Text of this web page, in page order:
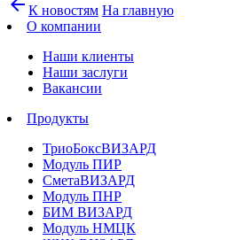
arrow_back К новостям На главную
О компании
Наши клиенты
Наши заслуги
Вакансии
Продукты
ТриоБоксВИЗАРД
Модуль ПИР
СметаВИЗАРД
Модуль ПНР
БИМ ВИЗАРД
Модуль НМЦК